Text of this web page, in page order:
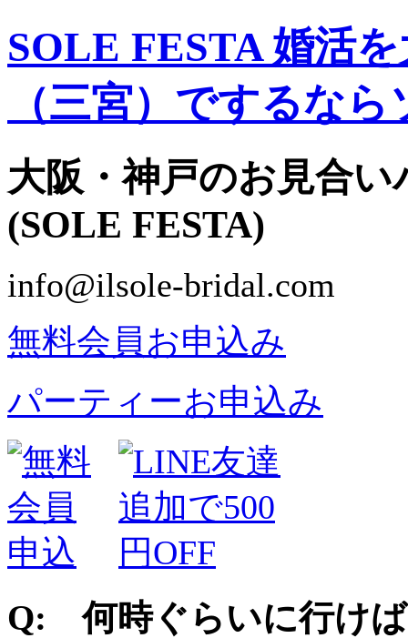
SOLE FESTA 婚活
（三宮）でするな
大阪・神戸のお見合
(SOLE FESTA)
info@ilsole-bridal.com
無料会員お申込み
パーティーお申込み
Q: 何時ぐらいに行け